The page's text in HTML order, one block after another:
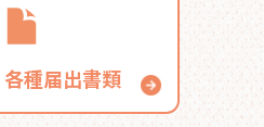
各種届出書類